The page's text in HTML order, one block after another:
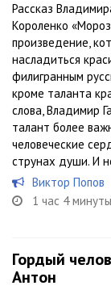
Рассказ
Короленко
произведение,
насладиться
филигранным
кроме таланта
слова, Владимир
талант более
человеческие
струнах души. И
Виктор Попов
1 час 4 минуты
Гордый
Антон